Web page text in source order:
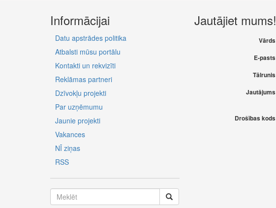
Informācijai
Datu apstrādes politika
Atbalsti mūsu portālu
Kontakti un rekvizīti
Reklāmas partneri
Dzīvokļu projekti
Par uzņēmumu
Jaunie projekti
Vakances
NĪ ziņas
RSS
Jautājiet mums!
Vārds
E-pasts
Tālrunis
Jautājums
Drošības kods